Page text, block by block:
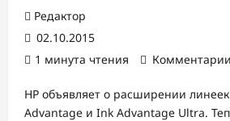
Редактор
02.10.2015
1 минута чтения
HP объявляет о расширении
Advantage и Ink Advantage Ultra.